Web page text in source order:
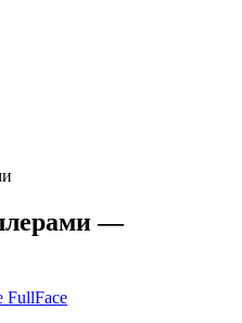
—
FullFace